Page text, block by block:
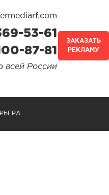
53-61
87-81
всей России
ЗАКАЗАТЬ
РЕКЛАМУ